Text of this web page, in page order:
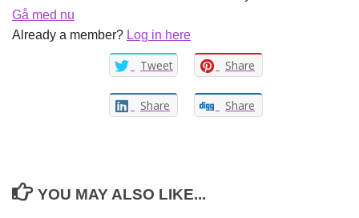
Gå med nu
Already a member? Log in here
Tweet Share
Share Share
YOU MAY ALSO LIKE...